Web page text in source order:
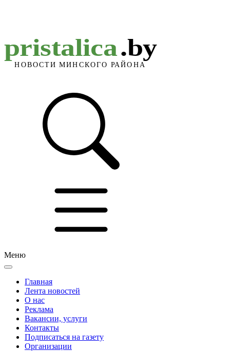
Меню
Главная
Лента новостей
О нас
Реклама
Вакансии, услуги
Контакты
Подписаться на газету
Организации